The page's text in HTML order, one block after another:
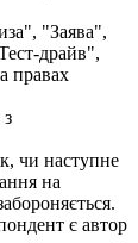
"Заява",
драйв",
правах
чи наступне
на
є автор